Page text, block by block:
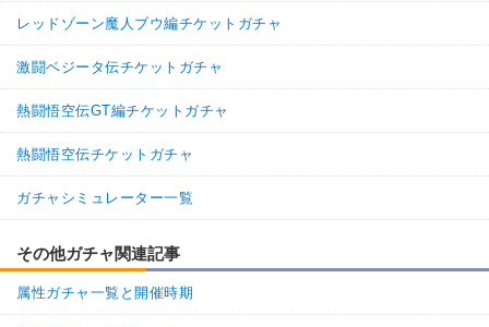
レッドゾーン魔人ブウ編チケットガチャ
激闘ベジータ伝チケットガチャ
熱闘悟空伝GT編チケットガチャ
熱闘悟空伝チケットガチャ
ガチャシミュレーター一覧
その他ガチャ関連記事
属性ガチャ一覧と開催時期